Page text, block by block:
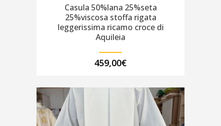
Casula 50%lana 25%seta
25%viscosa stoffa rigata
leggerissima ricamo croce di
Aquileia
459,00€